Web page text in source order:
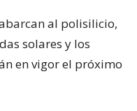
al polisilicio,
solares y los
en vigor el próximo